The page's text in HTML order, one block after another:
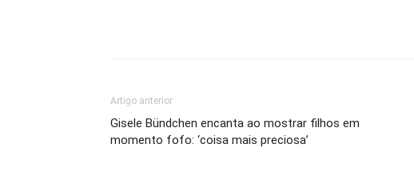
Artigo anterior
Gisele Bündchen encanta ao mostrar filhos em
momento fofo: ‘coisa mais preciosa’